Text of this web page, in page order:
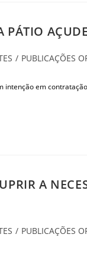
/ PUBLICAÇÕES
em contratação
A
/ PUBLICAÇÕES